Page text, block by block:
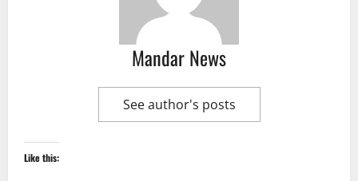
Mandar News
See author's posts
Like this: